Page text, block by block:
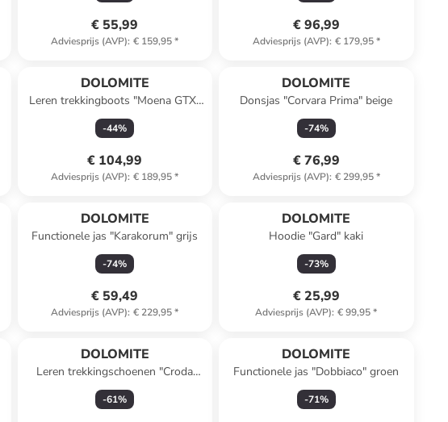
€ 55,99
Adviesprijs (AVP): € 159,95*
€ 96,99
Adviesprijs (AVP): € 179,95*
DOLOMITE
Leren trekkingboots "Moena GTX"
lichtblauw
-44%
€ 104,99
Adviesprijs (AVP): € 189,95*
DOLOMITE
Donsjas "Corvara Prima" beige
-74%
€ 76,99
Adviesprijs (AVP): € 299,95*
DOLOMITE
Functionele jas "Karakorum" grijs
-74%
€ 59,49
Adviesprijs (AVP): € 229,95*
DOLOMITE
Hoodie "Gard" kaki
-73%
€ 25,99
Adviesprijs (AVP): € 99,95*
DOLOMITE
Leren trekkingschoenen "Croda
Nera GTX" blauw
-61%
DOLOMITE
Functionele jas "Dobbiaco" groen
-71%